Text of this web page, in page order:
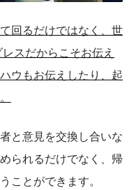
回るだけではなく、世
スだからこそお伝え
ウもお伝えしたり、起
と意見を交換し合いな
られるだけでなく、帰
ことができます。